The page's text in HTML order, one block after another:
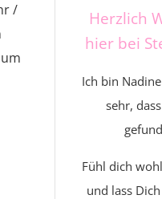
/
Herzlich
hier bei
Ich bin
sehr,
Fühl dich
und lass